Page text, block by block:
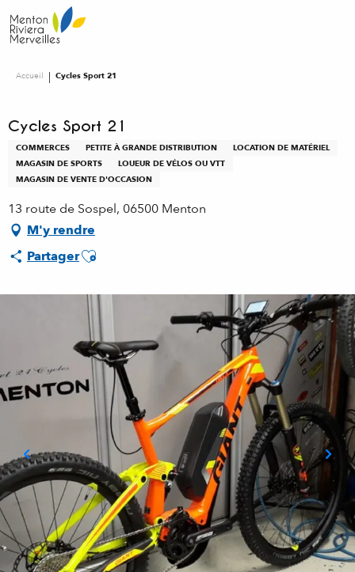
au
contenu
Accueil Cycles Sport 21
Cycles Sport 21
COMMERCES PETITE À GRANDE DISTRIBUTION
LOCATION DE MATÉRIEL
MAGASIN DE SPORTS
LOUEUR DE VÉLOS OU VTT
MAGASIN DE VENTE D'OCCASION
13 route de Sospel, 06500 Menton
M'y rendre
PartagerAjouter aux favoris